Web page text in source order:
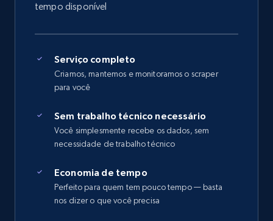
tempo disponível
Serviço completo
Criamos, mantemos e monitoramos o scraper
para você
Sem trabalho técnico necessário
Você simplesmente recebe os dados, sem
necessidade de trabalho técnico
Economia de tempo
Perfeito para quem tem pouco tempo — basta
nos dizer o que você precisa